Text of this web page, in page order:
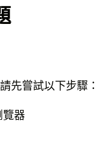
先嘗試以下步驟：
器